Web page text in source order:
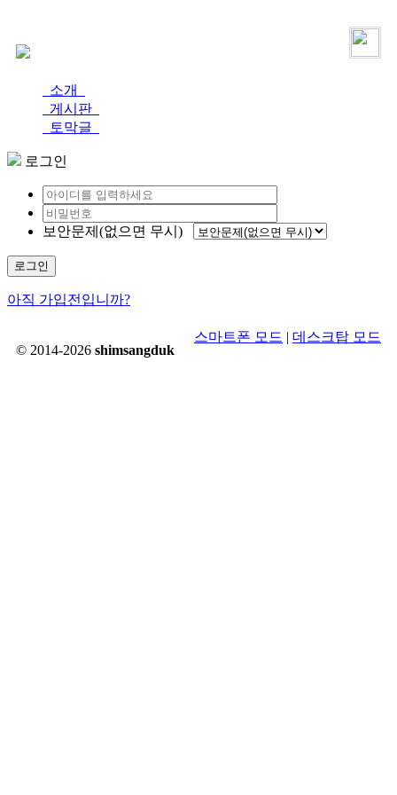
소개
게시판
토막글
로그인
보안문제(없으면 무시)
로그인
아직 가입전입니까?
© 2014-2026 shimsangduk
스마트폰 모드 | 데스크탑 모드